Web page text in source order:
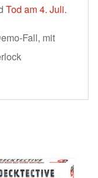
Tod am 4. Juli.
Fall, mit